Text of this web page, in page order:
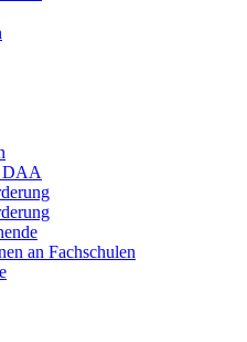
DAA
an Fachschulen